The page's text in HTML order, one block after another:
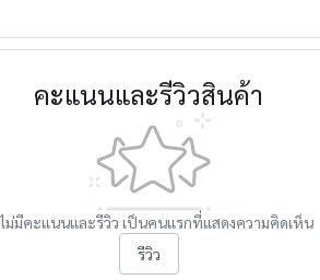
คะแนนและรีวิวสินค้า
ม่มีคะแนนและรีวิว เป็นคนแรกที่แสดงความคิดเห็น
รีวิว